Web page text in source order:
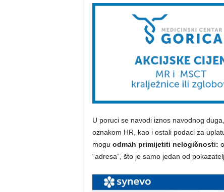
U poruci se navodi iznos navodnog
oznakom HR, kao i ostali podaci za
mogu odmah primijetiti nelogičnosti:
“adresa”, što je samo jedan od